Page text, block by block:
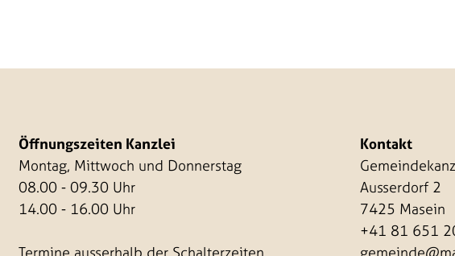
Öffnungszeiten Kanzlei
Montag, Mittwoch und Donnerstag
08.00 - 09.30 Uhr
14.00 - 16.00 Uhr
Kontakt
Ausserdorf 2
7425 Masein
+41 81 651